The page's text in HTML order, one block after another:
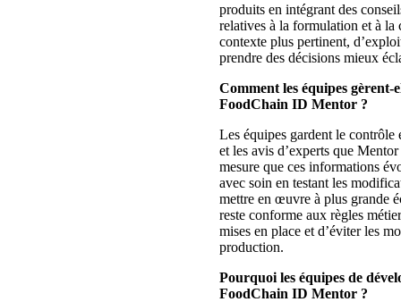
produits en intégrant des
relatives à la formulation et à
contexte plus pertinent,
prendre des décisions mieux
Comment les équipes gèrent-
FoodChain ID Mentor ?
Les équipes gardent le contrôle
et les avis d’experts que
mesure que ces informations
avec soin en testant les
mettre en œuvre à plus grande
reste conforme aux règles
mises en place et d’éviter les
production.
Pourquoi les équipes de
FoodChain ID Mentor ?